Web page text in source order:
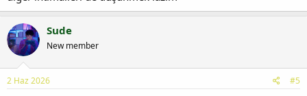
Sude
New member
2 Haz 2026 #5